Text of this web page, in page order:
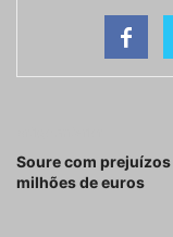
Soure com prejuízos
milhões de euros